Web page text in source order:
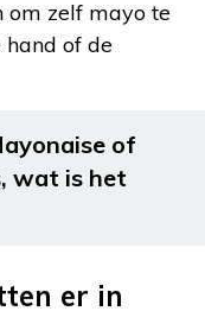
om zelf mayo te
hand of de
of
wat is het
er in